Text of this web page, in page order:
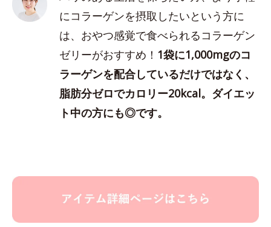
にコラーゲンを摂取したいという方に
は、おやつ感覚で食べられるコラーゲン
ゼリーがおすすめ！ 1袋に1,000mgのコ
ラーゲンを配合しているだけではなく、
脂肪分ゼロでカロリー20kcal。ダイエッ
ト中の方にも◎です。